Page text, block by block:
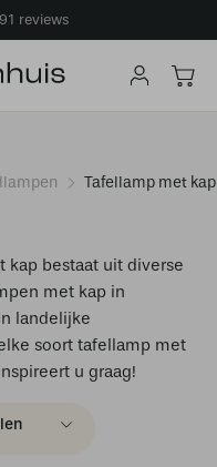
reviews
Tafellamp met kap
kap bestaat uit diverse
met kap in
landelijke
soort tafellamp met
u graag!